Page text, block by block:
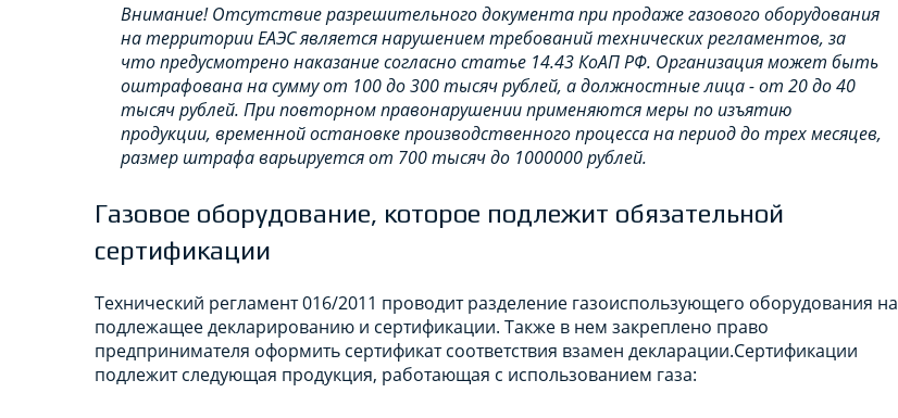
Внимание! Отсутствие разрешительного документа при продаже газового оборудования
на территории ЕАЭС является нарушением требований технических регламентов, за
что предусмотрено наказание согласно статье 14.43 КоАП РФ. Организация может быть
оштрафована на сумму от 100 до 300 тысяч рублей, а должностные лица - от 20 до 40
тысяч рублей. При повторном правонарушении применяются меры по изъятию
продукции, временной остановке производственного процесса на период до трех месяцев,
размер штрафа варьируется от 700 тысяч до 1000000 рублей.
Газовое оборудование, которое подлежит обязательной
сертификации
Технический регламент 016/2011 проводит разделение газоиспользующего оборудования на
подлежащее декларированию и сертификации. Также в нем закреплено право
предпринимателя оформить сертификат соответствия взамен декларации.Сертификации
подлежит следующая продукция, работающая с использованием газа: